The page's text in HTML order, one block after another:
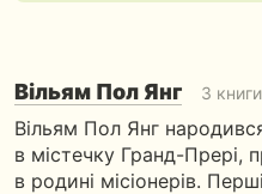
Вільям Пол Янг 3 книги
Вільям Пол Янг
в містечку Гранд-Прері,
в родині місіонерів.